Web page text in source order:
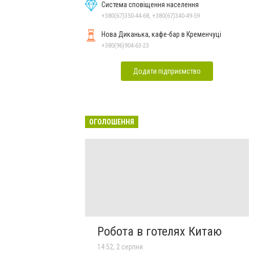
Система сповіщення населення
+380(67)350-44-68, +380(67)340-49-59
Нова Диканька, кафе-бар в Кременчуці
+380(96)904-63-23
Додати підприємство
ОГОЛОШЕННЯ
Робота в готелях Китаю
14:52, 2 серпня